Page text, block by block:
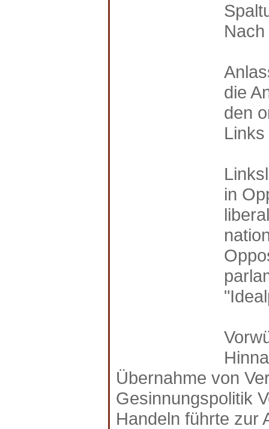
die
den
in
Übernahme von
Gesinnungspolitik
Handeln führte zur